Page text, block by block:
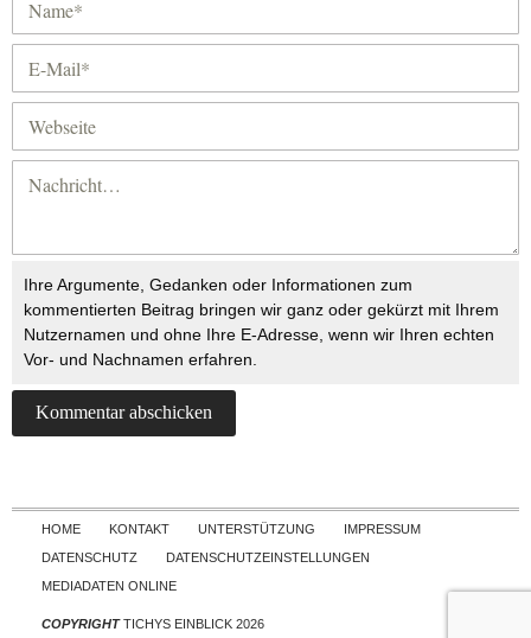
Ihre Argumente, Gedanken oder Informationen zum
kommentierten Beitrag bringen wir ganz oder gekürzt mit Ihrem
Nutzernamen und ohne Ihre E-Adresse, wenn wir Ihren echten
Vor- und Nachnamen erfahren.
Skip to content
HOME KONTAKT UNTERSTÜTZUNG
IMPRESSUM
DATENSCHUTZ
DATENSCHUTZEINSTELLUNGEN
MEDIADATEN ONLINE
COPYRIGHTTICHYS EINBLICK 2026